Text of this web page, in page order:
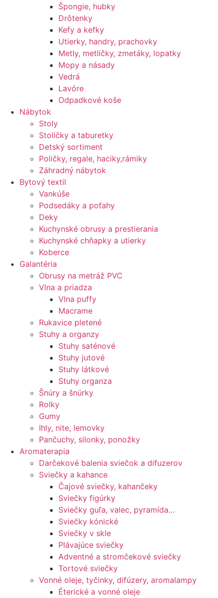
Špongie, hubky
Drôtenky
Kefy a kefky
Utierky, handry, prachovky
Metly, metličky, zmetáky, lopatky
Mopy a násady
Vedrá
Lavóre
Odpadkové koše
Nábytok
Stoly
Stoličky a taburetky
Detský sortiment
Poličky, regale, haciky,rámiky
Záhradný nábytok
Bytový textil
Vankúše
Podsedáky a poťahy
Deky
Kuchynské obrusy a prestierania
Kuchynské chňapky a utierky
Koberce
Galantéria
Obrusy na metráž PVC
Vlna a priadza
Vlna puffy
Macrame
Rukavice pletené
Stuhy a organzy
Stuhy saténové
Stuhy jutové
Stuhy látkové
Stuhy organza
Šnúry a šnúrky
Rolky
Gumy
Ihly, nite, lemovky
Pančuchy, silonky, ponožky
Aromaterapia
Darčekové balenia sviečok a difuzerov
Sviečky a kahance
Čajové sviečky, kahančeky
Sviečky figúrky
Sviečky guľa, valec, pyramída…
Sviečky kónické
Sviečky v skle
Plávajúce sviečky
Adventné a stromčekové sviečky
Tortové sviečky
Vonné oleje, tyčinky, difúzery, aromalampy
Éterické a vonné oleje